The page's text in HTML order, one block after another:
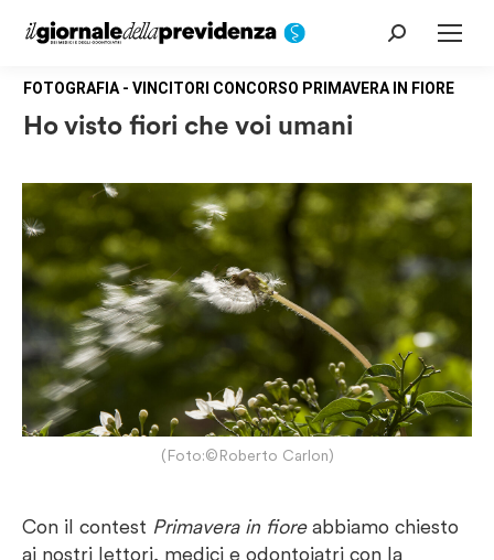
Cerca:
FOTOGRAFIA - VINCITORI CONCORSO PRIMAVERA IN FIORE
Ho visto fiori che voi umani
(Foto:©Roberto Carlon)
Con il contest Primavera in fioreabbiamo chiesto
ai nostri lettori, medici e odontoiatri con la